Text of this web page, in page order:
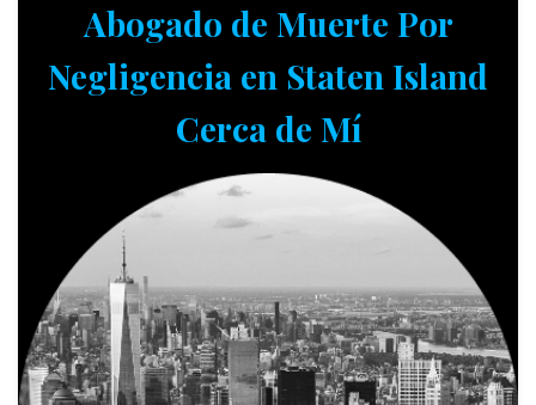
Abogado de Muerte Por
Negligencia en Staten Island
Cerca de Mí